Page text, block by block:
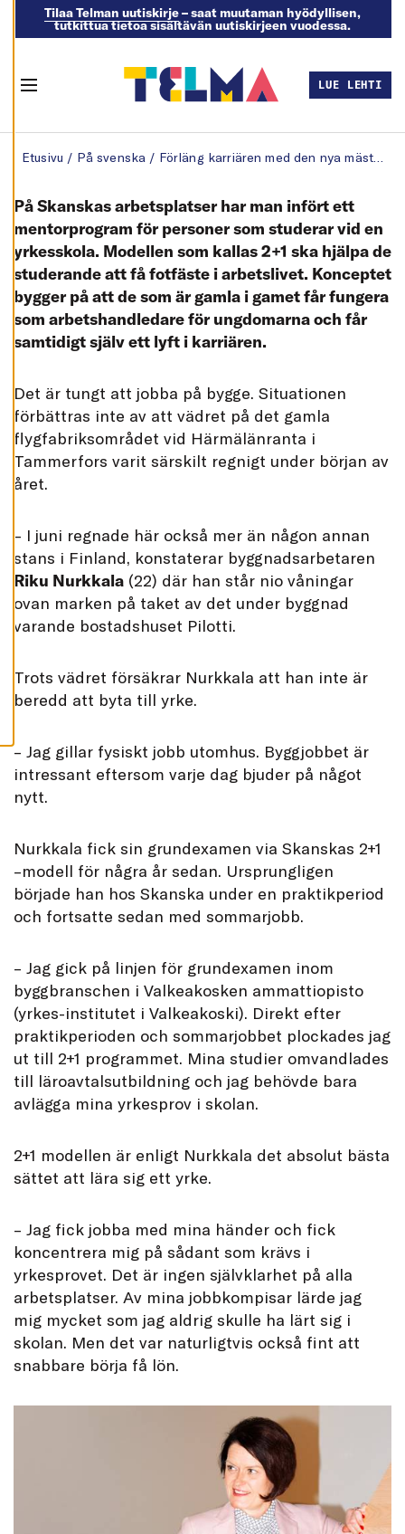
och kan ändra dem
när som helst. Läs
cookies.
E
R
A
O
O
K
I
A
V
V
A
A
L
A
C
C
R
L
C
K
E
S
Tilaa Telman uutiskirje– saat muutaman hyödyllisen,
tutkittua tietoa sisältävän uutiskirjeen vuodessa.
LUE LEHTI
Etusivu / På svenska /
På Skanskas arbetsplatser har man infört ett
mentorprogram för personer som studerar vid en
yrkesskola. Modellen som kallas 2+1 ska hjälpa de
studerande att få fotfäste i arbetslivet. Konceptet
bygger på att de som är gamla i gamet får fungera
som arbetshandledare för ungdomarna och får
samtidigt själv ett lyft i karriären.
Det är tungt att jobba på bygge. Situationen
förbättras inte av att vädret på det gamla
flygfabriksområdet vid Härmälänranta i
Tammerfors varit särskilt regnigt under början av
året.
– I juni regnade här också mer än någon annan
stans i Finland, konstaterar byggnadsarbetaren
Riku Nurkkala (22) där han står nio våningar
ovan marken på taket av det under byggnad
varande bostadshuset Pilotti.
Trots vädret försäkrar Nurkkala att han inte är
beredd att byta till yrke.
– Jag gillar fysiskt jobb utomhus. Byggjobbet är
intressant eftersom varje dag bjuder på något
nytt.
Nurkkala fick sin grundexamen via Skanskas 2+1
–modell för några år sedan. Ursprungligen
började han hos Skanska under en praktikperiod
och fortsatte sedan med sommarjobb.
– Jag gick på linjen för grundexamen inom
byggbranschen i Valkeakosken ammattiopisto
(yrkes-institutet i Valkeakoski). Direkt efter
praktikperioden och sommarjobbet plockades jag
ut till 2+1 programmet. Mina studier omvandlades
till läroavtalsutbildning och jag behövde bara
avlägga mina yrkesprov i skolan.
2+1 modellen är enligt Nurkkala det absolut bästa
sättet att lära sig ett yrke.
– Jag fick jobba med mina händer och fick
koncentrera mig på sådant som krävs i
yrkesprovet. Det är ingen självklarhet på alla
arbetsplatser. Av mina jobbkompisar lärde jag
mig mycket som jag aldrig skulle ha lärt sig i
skolan. Men det var naturligtvis också fint att
snabbare börja få lön.